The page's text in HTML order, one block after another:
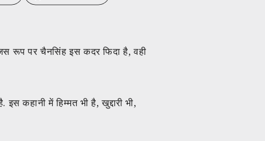
रूप पर चैनसिंह इस कदर फिदा है, वही
कहानी में हिम्मत भी है, खुद्दारी भी,